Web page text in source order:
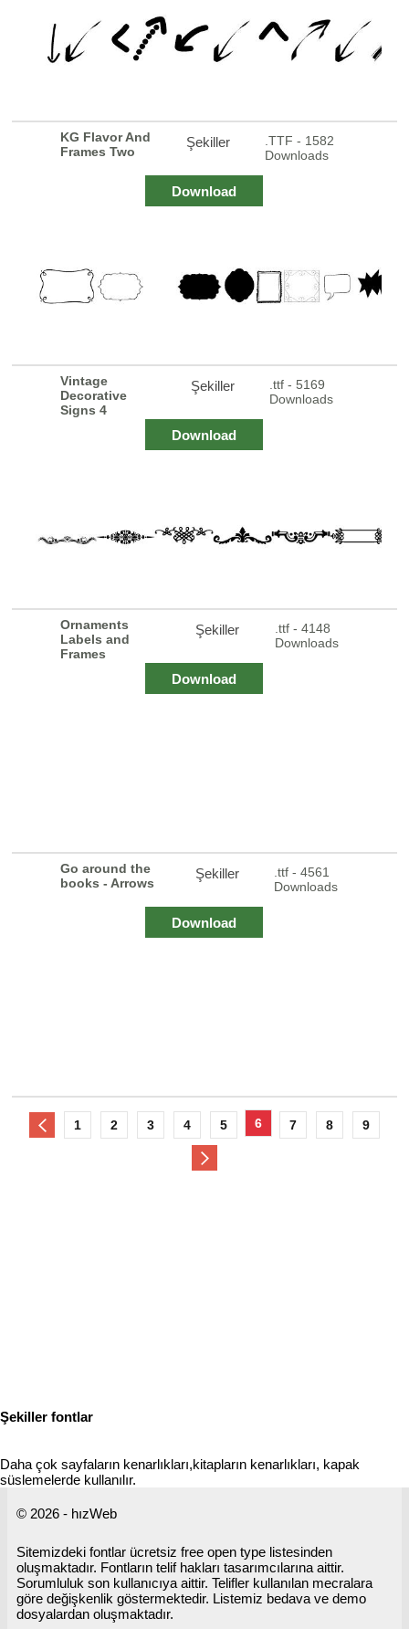
KG Flavor And
Frames Two
Şekiller
.TTF - 1582
Downloads
Download
Vintage
Decorative
Signs 4
Şekiller
.ttf - 5169
Downloads
Download
Ornaments
Labels and
Frames
Şekiller
.ttf - 4148
Downloads
Download
Go around the
books - Arrows
Şekiller
.ttf - 4561
Downloads
Download
1 2 3 4 5 6 7 8 9
Şekiller fontlar
Daha çok sayfaların kenarlıkları,kitapların kenarlıkları, kapak
süslemelerde kullanılır.
© 2026 - hızWeb
Sitemizdeki fontlar ücretsiz free open type listesinden
oluşmaktadır. Fontların telif hakları tasarımcılarına aittir.
Sorumluluk son kullanıcıya aittir. Telifler kullanılan mecralara
göre değişkenlik göstermektedir. Listemiz bedava ve demo
dosyalardan oluşmaktadır.